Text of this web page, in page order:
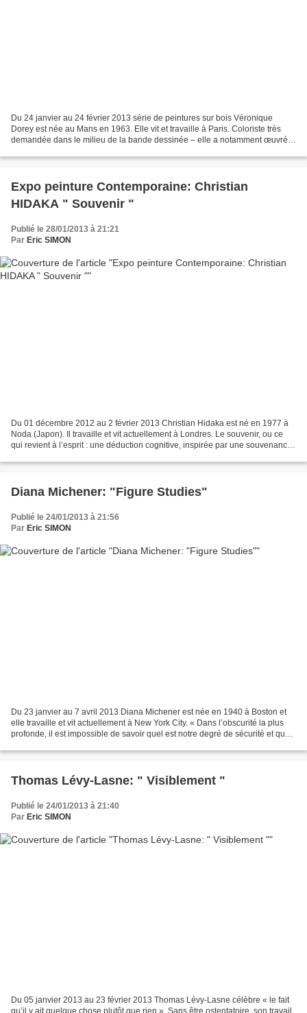
Du 24 janvier au 24 février 2013 série de peintures sur bois Véronique
Dorey est née au Mans en 1963. Elle vit et travaille à Paris. Coloriste très
demandée dans le milieu de la bande dessinée – elle a notamment œuvré
Expo peinture Contemporaine: Christian
HIDAKA " Souvenir "
Publié le 28/01/2013 à 21:21
Par Eric SIMON
Du 01 décembre 2012 au 2 février 2013 Christian Hidaka est né en 1977 à
Noda (Japon). Il travaille et vit actuellement à Londres. Le souvenir, ou ce
qui revient à l’esprit : une déduction cognitive, inspirée par une souvenance
Diana Michener: "Figure Studies"
Publié le 24/01/2013 à 21:56
Par Eric SIMON
Du 23 janvier au 7 avril 2013 Diana Michener est née en 1940 à Boston et
elle travaille et vit actuellement à New York City. « Dans l’obscurité la plus
profonde, il est impossible de savoir quel est notre degré de sécurité et quels
Thomas Lévy-Lasne: " Visiblement "
Publié le 24/01/2013 à 21:40
Par Eric SIMON
Du 05 janvier 2013 au 23 février 2013 Thomas Lévy-Lasne célèbre « le fait
qu’il y ait quelque chose plutôt que rien ». Sans être ostentatoire, son travail